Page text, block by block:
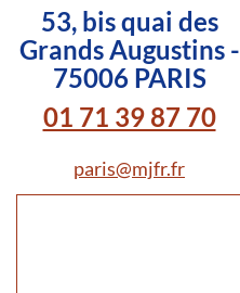
53, bis quai des
Grands Augustins -
75006 PARIS
01 71 39 87 70
paris@mjfr.fr